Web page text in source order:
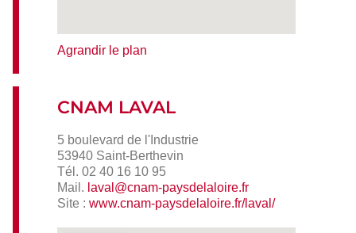
Agrandir le plan
CNAM LAVAL
5 boulevard de l'Industrie
53940 Saint-Berthevin
Tél. 02 40 16 10 95
Mail. laval@cnam-paysdelaloire.fr
Site : www.cnam-paysdelaloire.fr/laval/